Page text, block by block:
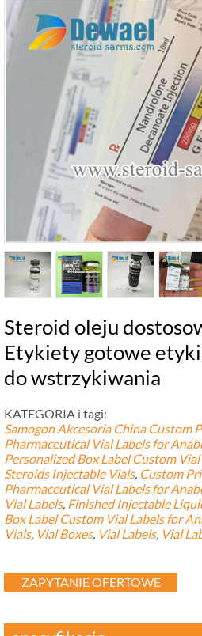
Steroid oleju
Etykiety gotowe
do wstrzykiwania
KATEGORIA i tagi:
Samogon Akcesoria China Custom
Pharmaceutical Vial Labels for
Personalized Box Label Custom
Steroids Injectable Vials, Custom
Pharmaceutical Vial Labels for
Vial Labels, Finished Injectable
Box Label Custom Vial Labels for
Vials, Vial Boxes, Vial Labels, Vial
ZAPYTANIE OFERTOWE